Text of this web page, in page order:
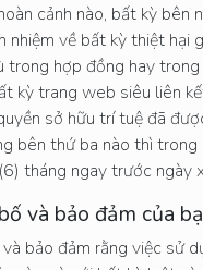
cảnh nào, bất kỳ bên
nhiệm về bất kỳ thiệt hại
trong hợp đồng hay
kỳ trang web siêu liên
sở hữu trí tuệ đã
bên thứ ba nào thì
tháng ngay trước ngày
và bảo đảm của
bảo đảm rằng việc sử